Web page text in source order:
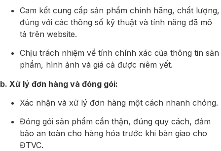
Cam kết cung cấp sản phẩm chính hãng, chất lượng,
đúng với các thông số kỹ thuật và tính năng đã mô
tả trên website.
Chịu trách nhiệm về tính chính xác của thông tin sản
phẩm, hình ảnh và giá cả được niêm yết.
b. Xử lý đơn hàng và đóng gói:
Xác nhận và xử lý đơn hàng một cách nhanh chóng.
Đóng gói sản phẩm cẩn thận, đúng quy cách, đảm
bảo an toàn cho hàng hóa trước khi bàn giao cho
ĐTVC.